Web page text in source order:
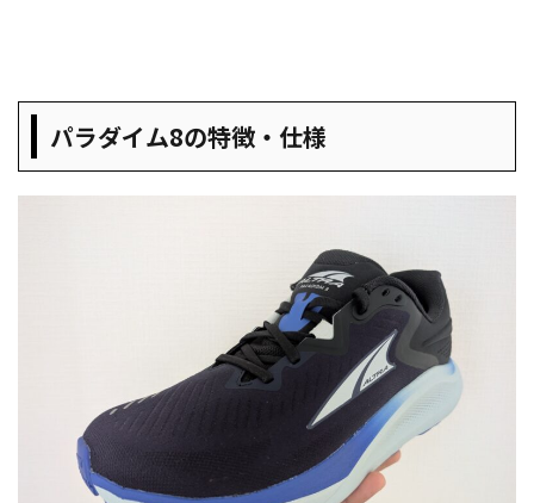
パラダイム8の特徴・仕様